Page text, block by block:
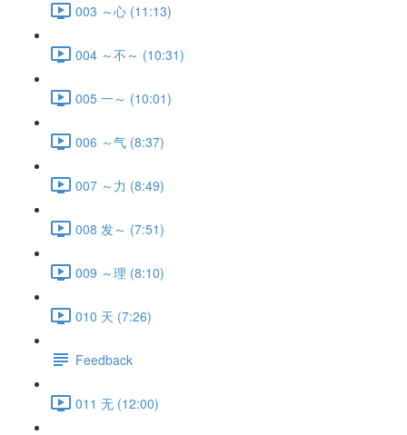
003 ～心 (11:13)
004 ～不～ (10:31)
005 一～ (10:01)
006 ～气 (8:37)
007 ～力 (8:49)
008 发～ (7:51)
009 ～理 (8:10)
010 天 (7:26)
Feedback
011 无 (12:00)